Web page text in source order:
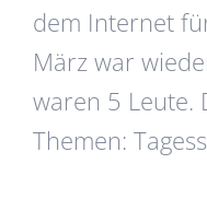
dem Internet
März war
waren 5 Leute.
Themen: